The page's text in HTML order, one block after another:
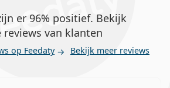
vragen
er 96% positief. Bekijk
reviews van klanten
op Feedaty Bekijk meer reviews